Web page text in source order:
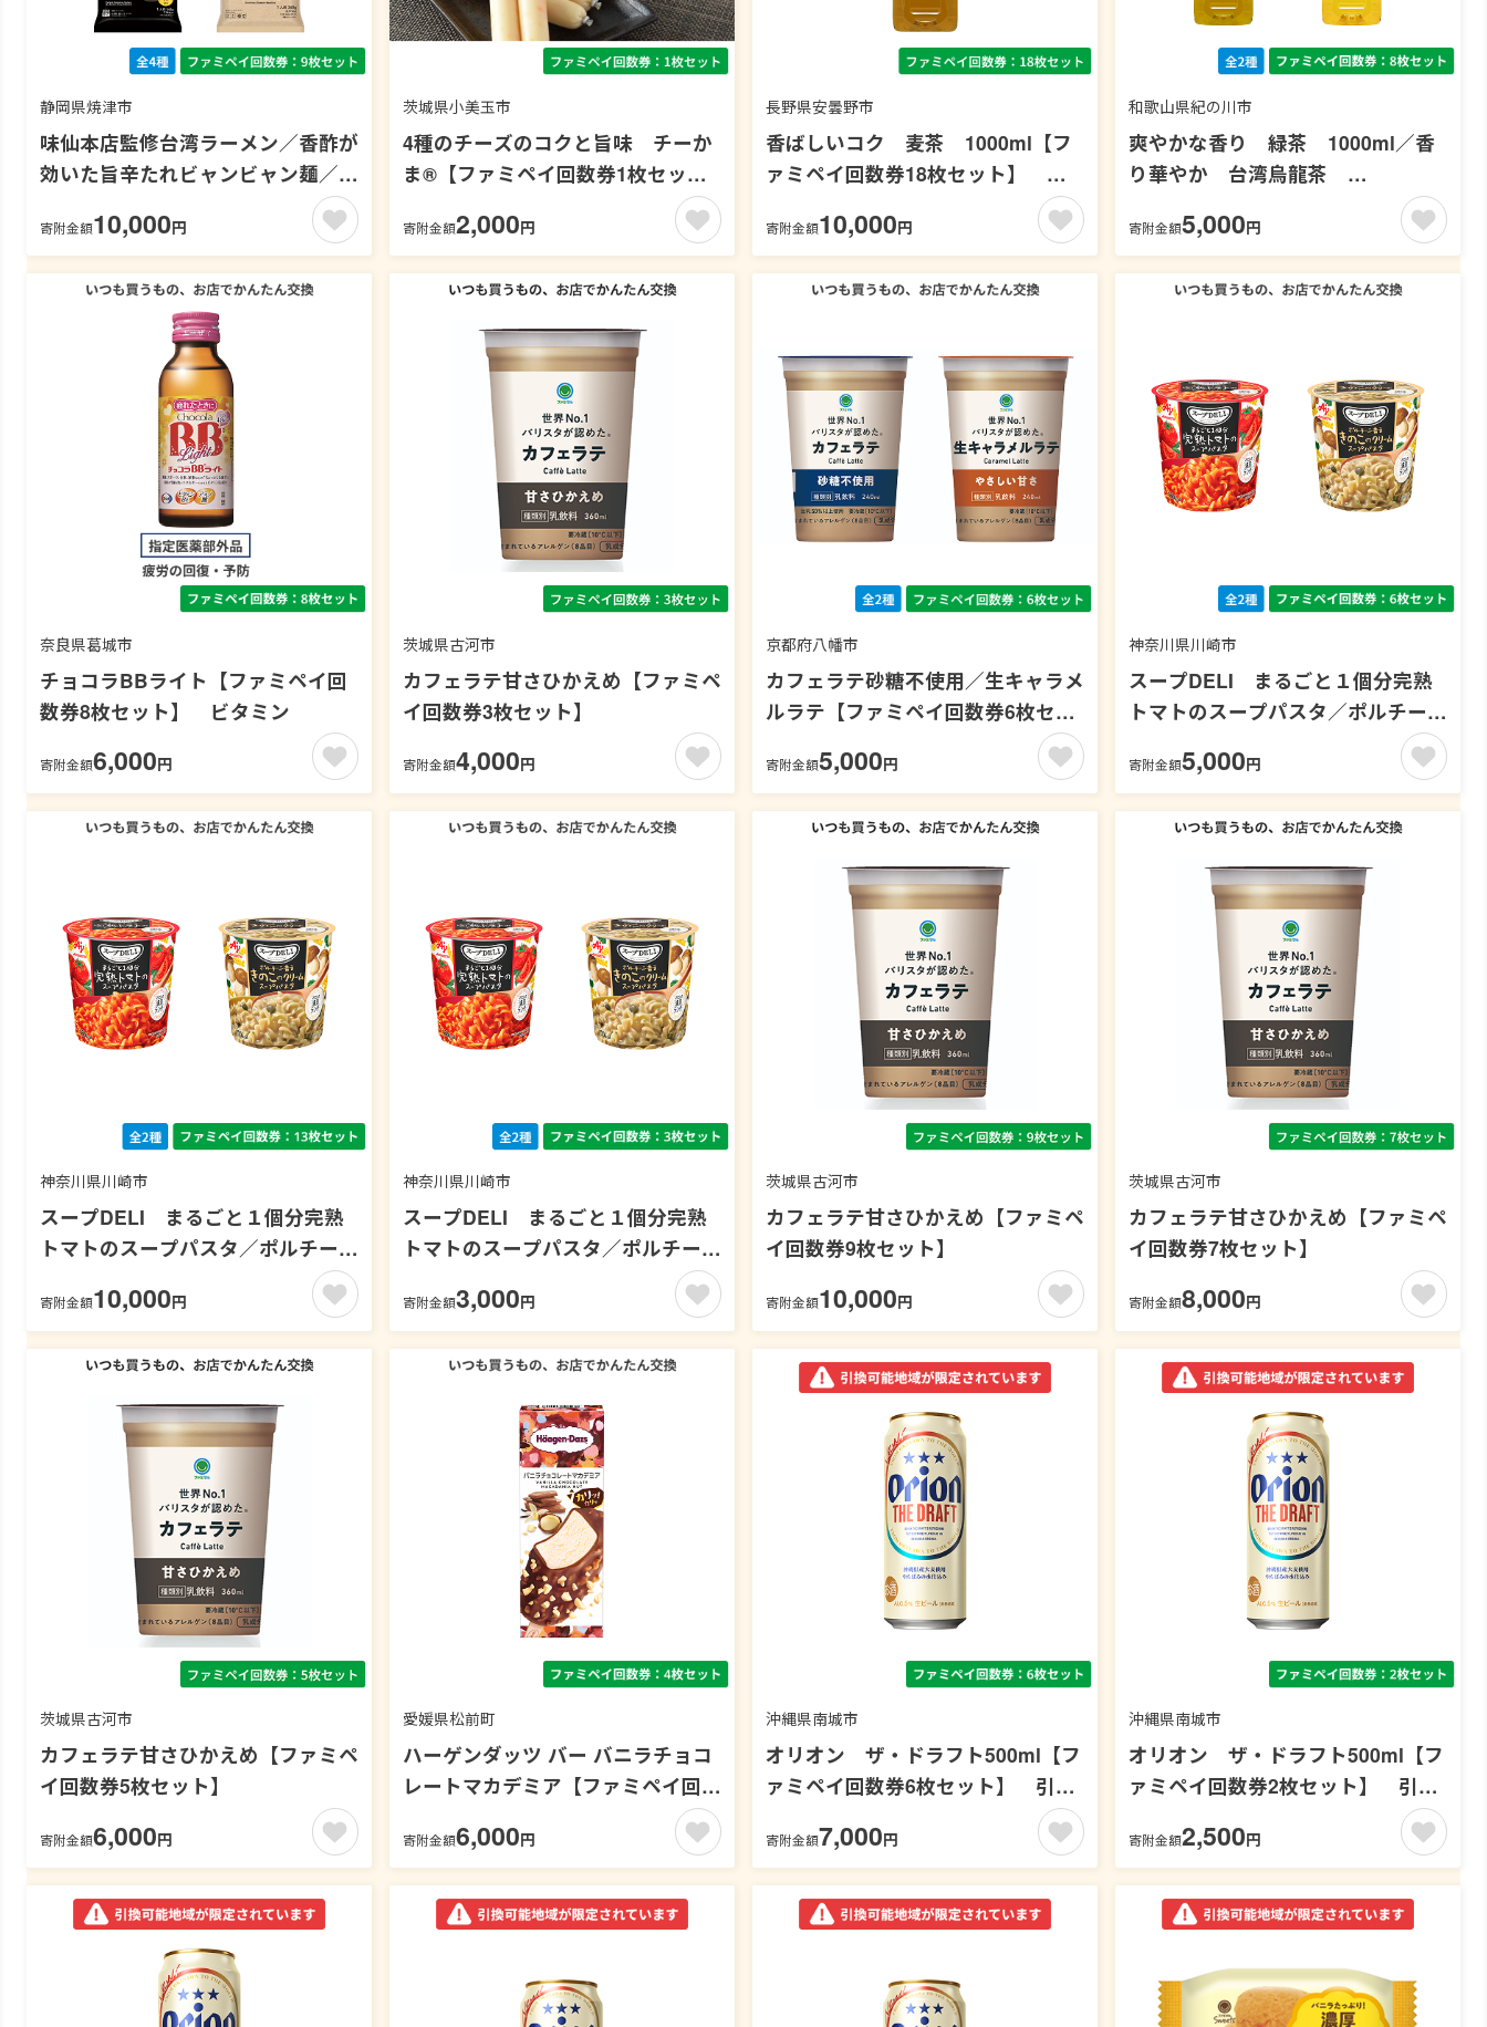
静岡県焼津市
味仙本店監修台湾ラーメン／香酢が
効いた旨辛たれビャンビャン麺／麺
屋こころ監修台湾まぜそば／もちっ
と麺と濃厚だれの汁なし担々麺【フ
寄附金額10,000円
茨城県小美玉市
4種のチーズのコクと旨味 チーか
ま®【ファミペイ回数券1枚セッ
寄附金額2,000円
長野県安曇野市
香ばしいコク 麦茶 1000ml【フ
ァミペイ回数券18枚セット】 お
寄附金額10,000円
和歌山県紀の川市
爽やかな香り 緑茶 1000ml／香
り華やか 台湾烏龍茶
1000ml【ファミペイ回数券8枚セッ
ト】 お茶
寄附金額5,000円
奈良県葛城市
チョコラBBライト【ファミペイ回
数券8枚セット】 ビタミン
寄附金額6,000円
茨城県古河市
カフェラテ甘さひかえめ【ファミペ
イ回数券3枚セット】
寄附金額4,000円
京都府八幡市
カフェラテ砂糖不使用／生キャラメ
ルラテ【ファミペイ回数券6枚セッ
寄附金額5,000円
神奈川県川崎市
スープDELI まるごと１個分完熟
トマトのスープパスタ／ポルチーニ
香るきのこのクリームスープパスタ
【ファミペイ回数券6枚セット】
寄附金額5,000円
神奈川県川崎市
スープDELI まるごと１個分完熟
トマトのスープパスタ／ポルチーニ
香るきのこのクリームスープパスタ
【ファミペイ回数券13枚セット】
寄附金額10,000円
神奈川県川崎市
スープDELI まるごと１個分完熟
トマトのスープパスタ／ポルチーニ
香るきのこのクリームスープパスタ
【ファミペイ回数券3枚セット】
寄附金額3,000円
茨城県古河市
カフェラテ甘さひかえめ【ファミペ
イ回数券9枚セット】
寄附金額10,000円
茨城県古河市
カフェラテ甘さひかえめ【ファミペ
イ回数券7枚セット】
寄附金額8,000円
茨城県古河市
カフェラテ甘さひかえめ【ファミペ
イ回数券5枚セット】
寄附金額6,000円
愛媛県松前町
ハーゲンダッツ バー バニラチョコ
レートマカデミア【ファミペイ回数
寄附金額6,000円
沖縄県南城市
オリオン ザ・ドラフト500ml【フ
ァミペイ回数券6枚セット】 引換
寄附金額7,000円
沖縄県南城市
オリオン ザ・ドラフト500ml【フ
ァミペイ回数券2枚セット】 引換
寄附金額2,500円